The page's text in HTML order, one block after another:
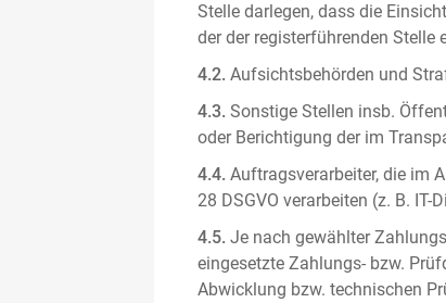
Stelle darlegen, dass die
der der registerführenden Stelle
4.2. Aufsichtsbehörden und
4.3. Sonstige Stellen insb.
oder Berichtigung der im
4.4. Auftragsverarbeiter, die im
28 DSGVO verarbeiten (z. B.
4.5. Je nach gewählter
eingesetzte Zahlungs- bzw.
Abwicklung bzw. technischen